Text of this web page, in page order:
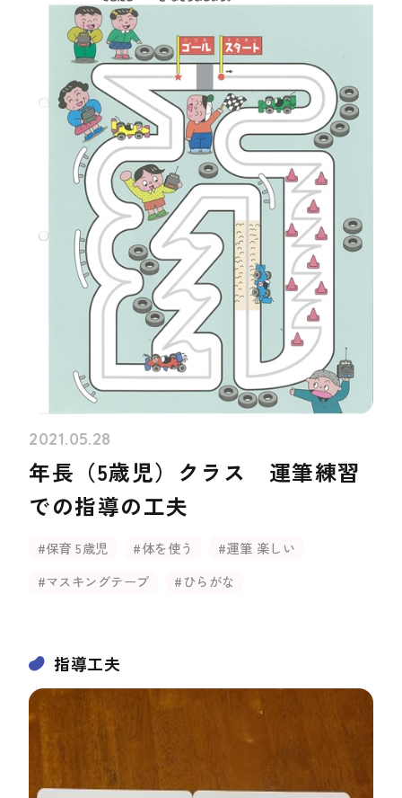
2021.05.28
年長（5歳児）クラス 運筆練習
での指導の工夫
#保育 5歳児 #体を使う
#運筆 楽しい
#マスキングテープ
#ひらがな
指導工夫